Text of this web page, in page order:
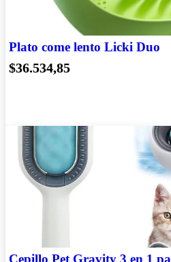
Plato come lento Licki Duo
$36.534,85
Cepillo Pet Gravity 3 en 1